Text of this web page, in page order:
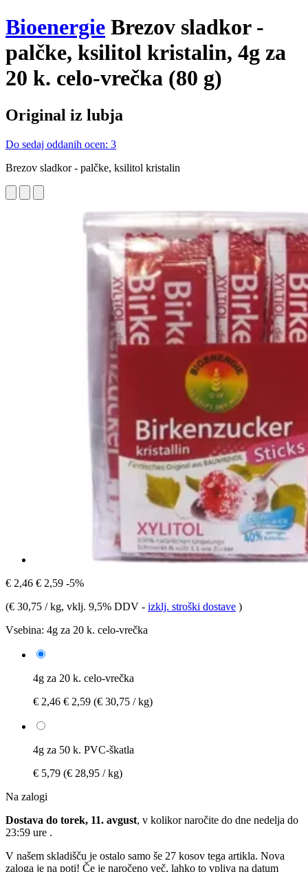
Bioenergie Brezov sladkor -
palčke, ksilitol kristalin, 4g za
20 k. celo-vrečka (80 g)
Original iz lubja
Do sedaj oddanih ocen: 3
Brezov sladkor - palčke, ksilitol kristalin
€ 2,46 € 2,59 -5%
(€ 30,75 / kg, vklj. 9,5% DDV - izklj. stroški dostave )
Vsebina: 4g za 20 k. celo-vrečka
4g za 20 k. celo-vrečka
€ 2,46 € 2,59 (€ 30,75 / kg)
4g za 50 k. PVC-škatla
€ 5,79 (€ 28,95 / kg)
Na zalogi
Dostava do torek, 11. avgust, v kolikor naročite do dne nedelja do
23:59 ure .
V našem skladišču je ostalo samo še 27 kosov tega artikla. Nova
zaloga je na poti! Če je naročeno več, lahko to vpliva na datum